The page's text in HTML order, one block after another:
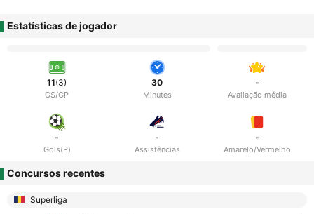
Estatísticas de jogador
11(3)
GS/GP
30
Minutes
-
Avaliação média
-
Gols(P)
-
Assistências
-
Amarelo/Vermelho
Concursos recentes
Superliga